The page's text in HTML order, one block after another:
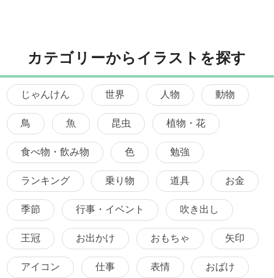
カテゴリーからイラストを探す
じゃんけん 世界 人物 動物
鳥 魚 昆虫 植物・花
食べ物・飲み物 色 勉強
ランキング 乗り物 道具 お金
季節 行事・イベント 吹き出し
王冠 お出かけ おもちゃ 矢印
アイコン 仕事 表情 おばけ